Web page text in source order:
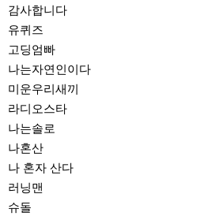
감사합니다
유퀴즈
고딩엄빠
나는자연인이다
미운우리새끼
라디오스타
나는솔로
나혼산
나 혼자 산다
러닝맨
슈돌